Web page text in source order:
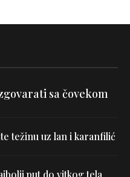
sa čovekom
težinu uz lan i karanfilić
put do vitkog tela